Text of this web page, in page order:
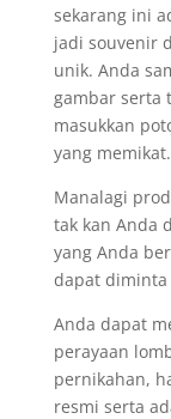
sekarang ini
jadi souvenir
unik. Anda
gambar serta
masukkan
yang memikat.
Manalagi
tak kan Anda
yang Anda
dapat diminta
Anda dapat
perayaan
pernikahan,
resmi serta